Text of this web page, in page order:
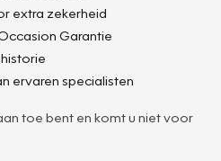
extra zekerheid
Garantie
ervaren specialisten
toe bent en komt u niet voor